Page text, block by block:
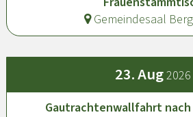
Gemeindesaal
23.Aug2026
Gautrachtenwallfahrt